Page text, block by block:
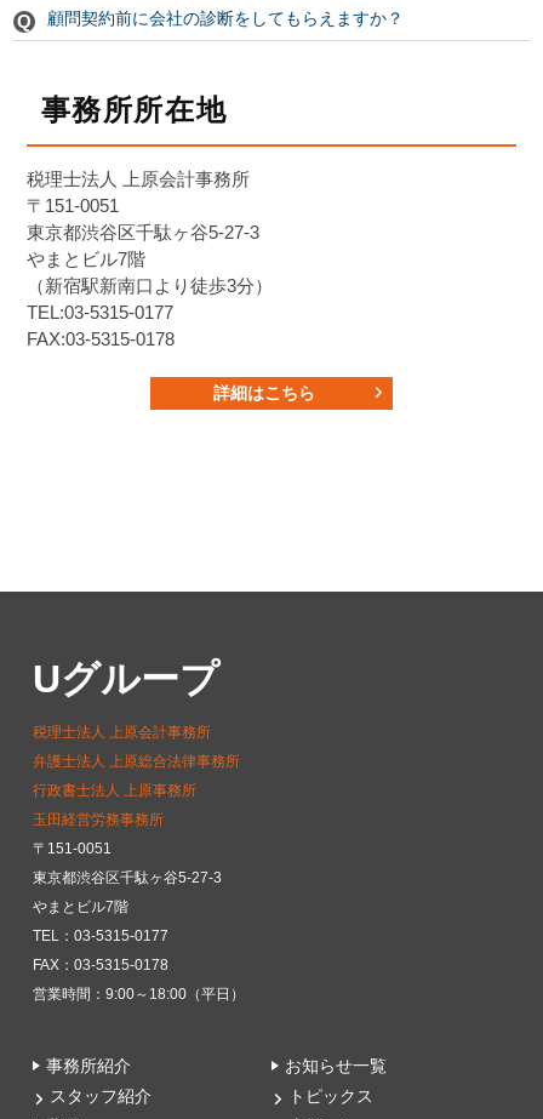
顧問契約前に会社の診断をしてもらえますか？
事務所所在地
税理士法人 上原会計事務所
〒151-0051
東京都渋谷区千駄ヶ谷5-27-3
やまとビル7階
（新宿駅新南口より徒歩3分）
TEL:03-5315-0177
FAX:03-5315-0178
詳細はこちら
Uグループ
税理士法人 上原会計事務所
弁護士法人 上原総合法律事務所
行政書士法人 上原事務所
玉田経営労務事務所
〒151-0051
東京都渋谷区千駄ヶ谷5-27-3
やまとビル7階
TEL：03-5315-0177
FAX：03-5315-0178
営業時間：9:00～18:00（平日）
事務所紹介
スタッフ紹介
お知らせ一覧
トピックス